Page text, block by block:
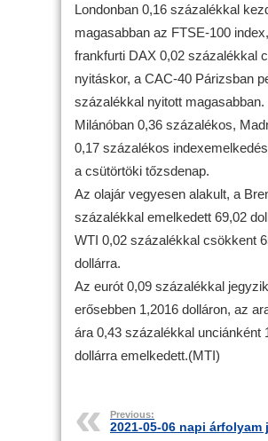
Londonban 0,16 százalékkal
magasabban az FTSE-100
frankfurti DAX 0,02 százalékkal
nyitáskor, a CAC-40 Párizsban
százalékkal nyitott magasabban.
Milánóban 0,36 százalékos,
0,17 százalékos
a csütörtöki tőzsdenap.
Az olajár vegyesen alakult, a
százalékkal emelkedett 69,02
WTI 0,02 százalékkal csökkent
dollárra.
Az eurót 0,09 százalékkal jegyzik
erősebben 1,2016 dolláron, az
ára 0,43 százalékkal unciánként
dollárra emelkedett.(MTI)
Previous:
2021-05-06 napi árfolyam